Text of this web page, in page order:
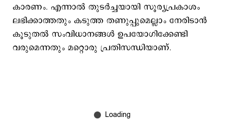
കാരണം. എന്നാല്‍ തുടര്‍ച്ചയായി സൂര്യപ്രകാശം
ലഭിക്കാത്തതും കടുത്ത തണുപ്പുമെല്ലാം നേരിടാന്‍
കൂടുതല്‍ സംവിധാനങ്ങള്‍ ഉപയോഗിക്കേണ്ടി
വരുമെന്നതും മറ്റൊരു പ്രതിസന്ധിയാണ്.